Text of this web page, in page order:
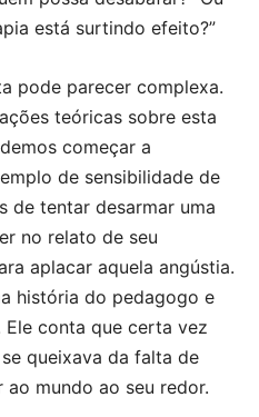
está surtindo efeito?”
pode parecer complexa.
teóricas sobre esta
começar a
de sensibilidade de
de tentar desarmar uma
no relato de seu
aplacar aquela angústia.
história do pedagogo e
Ele conta que certa vez
queixava da falta de
mundo ao seu redor.